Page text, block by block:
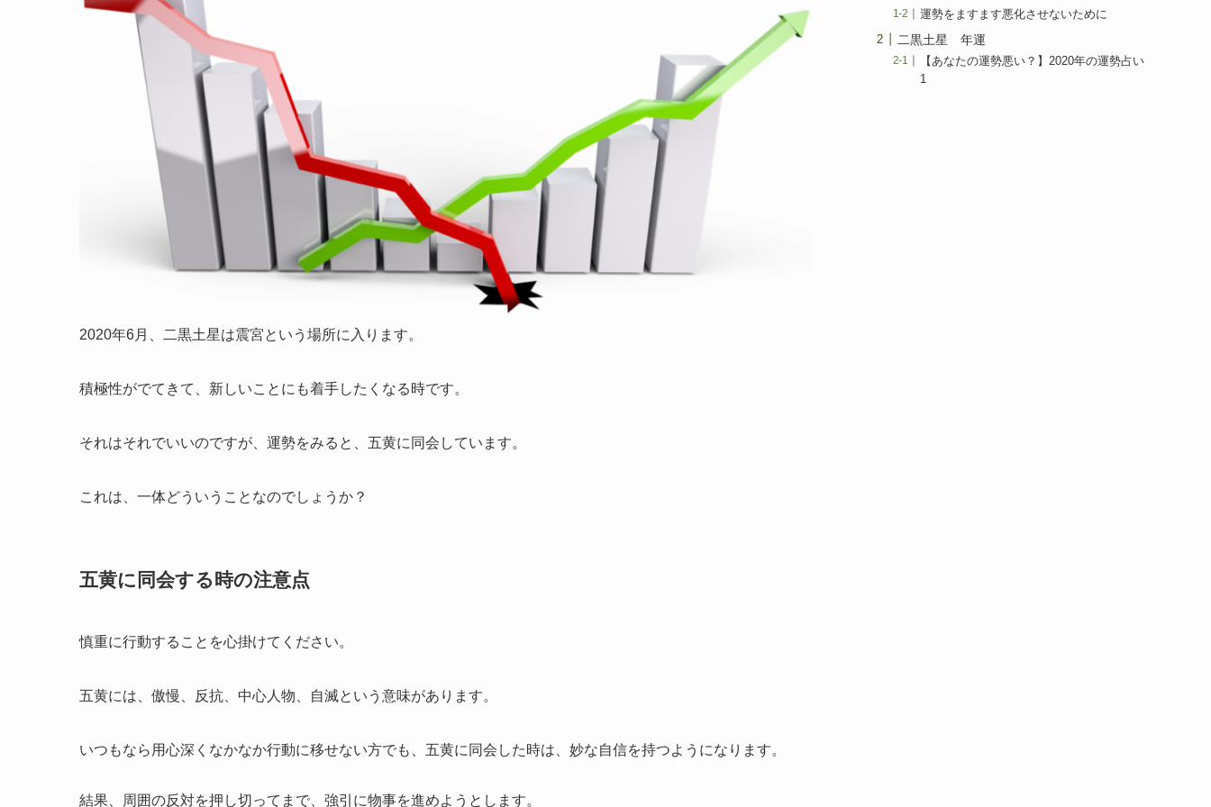
2020年6月、二黒土星は震宮という場所に入ります。
積極性がでてきて、新しいことにも着手したくなる時です。
それはそれでいいのですが、運勢をみると、五黄に同会しています。
これは、一体どういうことなのでしょうか？
五黄に同会する時の注意点
慎重に行動することを心掛けてください。
五黄には、傲慢、反抗、中心人物、自滅という意味があります。
いつもなら用心深くなかなか行動に移せない方でも、五黄に同会した時は、妙な自信を持つようになります。
結果、周囲の反対を押し切ってまで、強引に物事を進めようとします。
運勢をますます悪化させないために
二黒土星 年運
【あなたの運勢悪い？】2020年の運勢占い
1